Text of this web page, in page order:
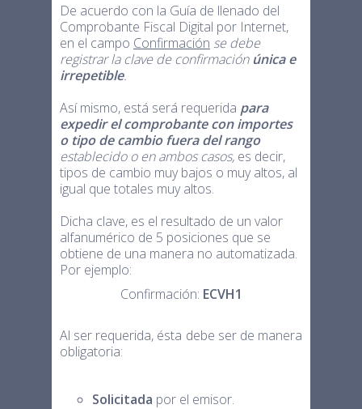
De acuerdo con la Guía de llenado del
Comprobante Fiscal Digital por Internet,
en el campo Confirmación se debe
registrar la clave de confirmaciónúnica e
irrepetible.
Así mismo, está será requerida para
expedir el comprobante con importes
o tipo de cambio fuera del rango
establecido o en ambos casos, es decir,
tipos de cambio muy bajos o muy altos, al
igual que totales muy altos.
Dicha clave, es el resultado de un valor
alfanumérico de 5 posiciones que se
obtiene de una manera no automatizada.
Por ejemplo:
Confirmación: ECVH1
Al ser requerida, ésta debe ser de manera
obligatoria:
Solicitada por el emisor.